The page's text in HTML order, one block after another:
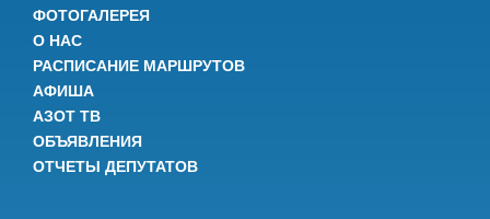
ФОТОГАЛЕРЕЯ
О НАС
РАСПИСАНИЕ МАРШРУТОВ
АФИША
АЗОТ ТВ
ОБЪЯВЛЕНИЯ
ОТЧЕТЫ ДЕПУТАТОВ